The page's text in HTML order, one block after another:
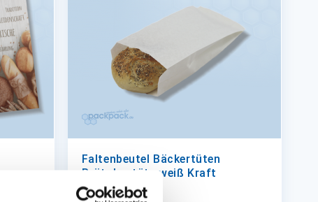
Faltenbeutel Bäckertüten
Brötchentüte weiß Kraft